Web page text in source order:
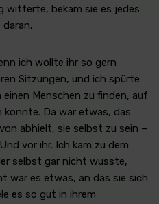
witterte, bekam sie es jedes
ich wollte ihr so gern
Sitzungen, und ich spürte
Menschen zu finden, auf
konnte. Da war etwas, das
abhielt, sie selbst zu sein –
vor ihr. Ich kam zu dem
selbst gar nicht wusste,
war es etwas, an das sie sich
es so gut in ihrem